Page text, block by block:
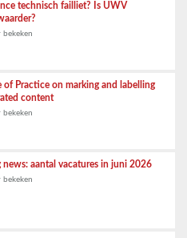
technisch failliet? Is UWV
bekeken
of Practice on marking and labelling
content
bekeken
news: aantal vacatures in juni 2026
bekeken